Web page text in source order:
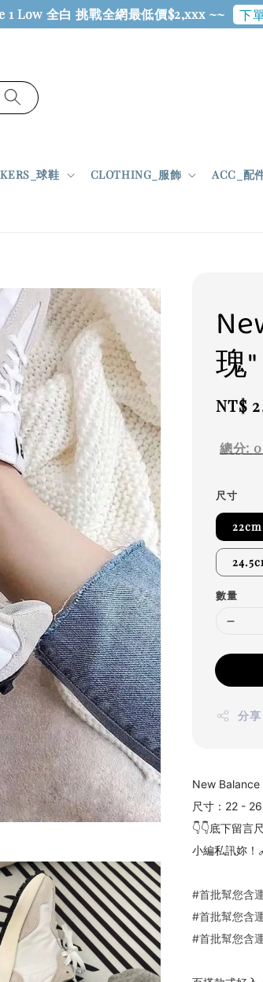
1 Low 全白 挑戰全網最低價$2,xxx ~~ 下
球鞋 CLOTHING_服飾 ACC_配
瑰"
NT$
總分: 0
尺寸
22cm
數量
分享
New
尺寸：22 -
👇👇底下留言
小編私訊妳！
#首批幫您含
#首批幫您含
#首批幫您含